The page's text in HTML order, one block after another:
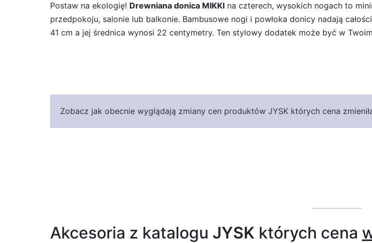
Postaw na ekologię! Drewniana donica MIKKI na czterech, wysokich nogach to
przedpokoju, salonie lub balkonie. Bambusowe nogi i powłoka donicy nadają
41 cm a jej średnica wynosi 22 centymetry. Ten stylowy dodatek może być w
Zobacz jak obecnie wyglądają zmiany cen produktów JYSK których cena
Akcesoria z katalogu JYSK których cena